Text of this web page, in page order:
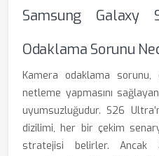
Samsung Galaxy
Odaklama Sorunu
Kamera odaklama sorunu,
netleme yapmasını
uyumsuzluğudur. S26
dizilimi, her bir çekim
stratejisi belirler. Ancak